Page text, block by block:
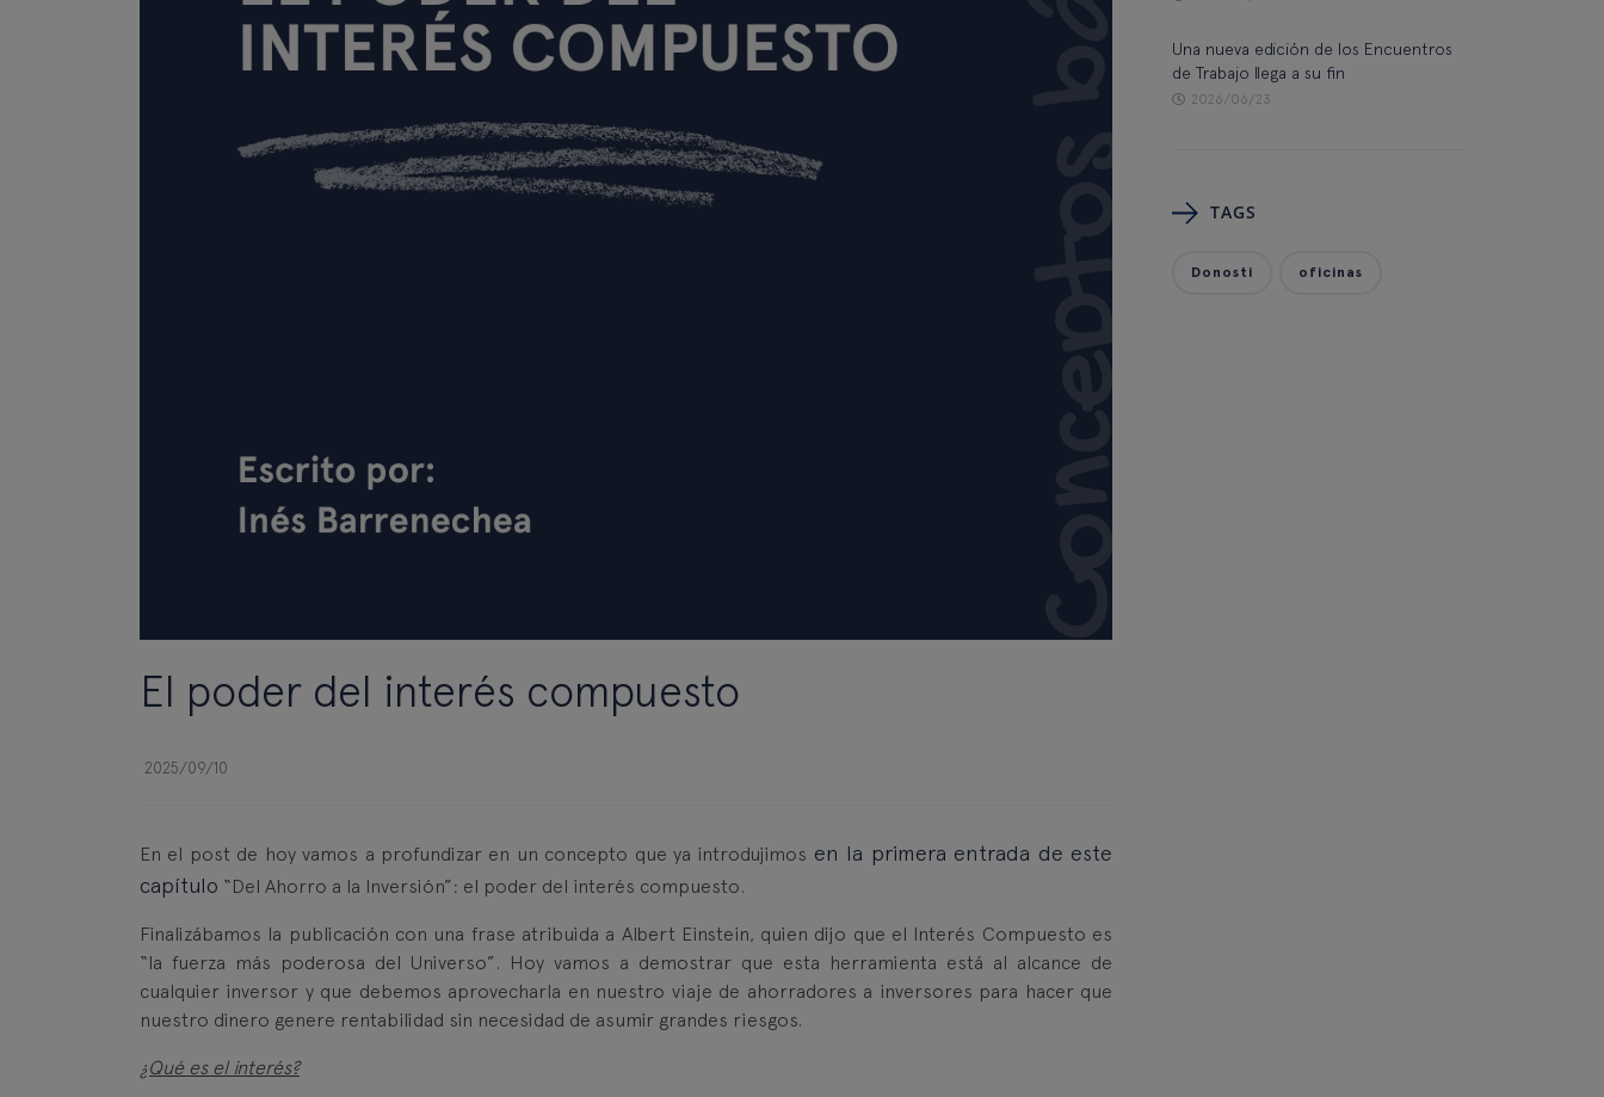
El poder del interés compuesto
2025/09/10
En el post de hoy vamos a profundizar en un concepto que ya introdujimos en la primera entrada de este
capítulo “Del Ahorro a la Inversión”: el poder del interés compuesto.
Finalizábamos la publicación con una frase atribuida a Albert Einstein, quien dijo que el Interés Compuesto es
“la fuerza más poderosa del Universo”. Hoy vamos a demostrar que esta herramienta está al alcance de
cualquier inversor y que debemos aprovecharla en nuestro viaje de ahorradores a inversores para hacer que
nuestro dinero genere rentabilidad sin necesidad de asumir grandes riesgos.
¿Qué es el interés?
Una nueva edición de los Encuentros
de Trabajo llega a su fin
2026/06/23
TAGS
Donosti oficinas